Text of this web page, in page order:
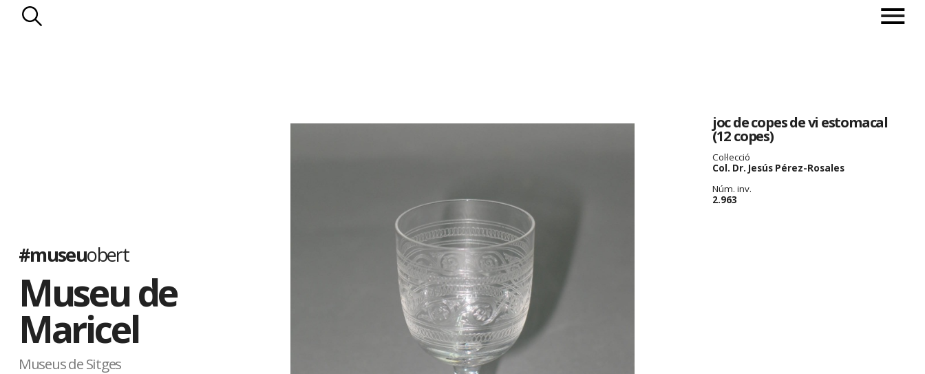
#museuobert
Museu de
Maricel
Museus de Sitges
joc de copes de vi estomacal
(12 copes)
Col·lecció
Col. Dr. Jesús Pérez-Rosales
Núm. inv.
2.963